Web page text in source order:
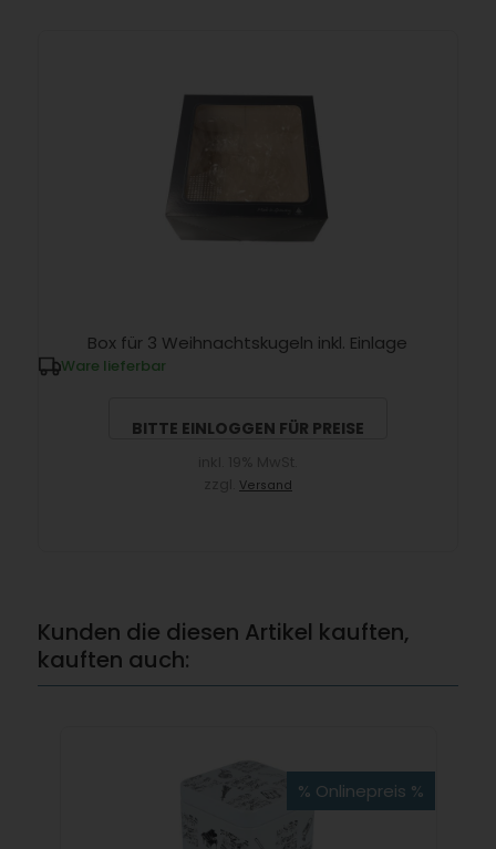
Box für 3 Weihnachtskugeln inkl. Einlage
Ware lieferbar
BITTE EINLOGGEN FÜR PREISE
Versand
Kunden die diesen Artikel kauften,
kauften auch:
% Onlinepreis %